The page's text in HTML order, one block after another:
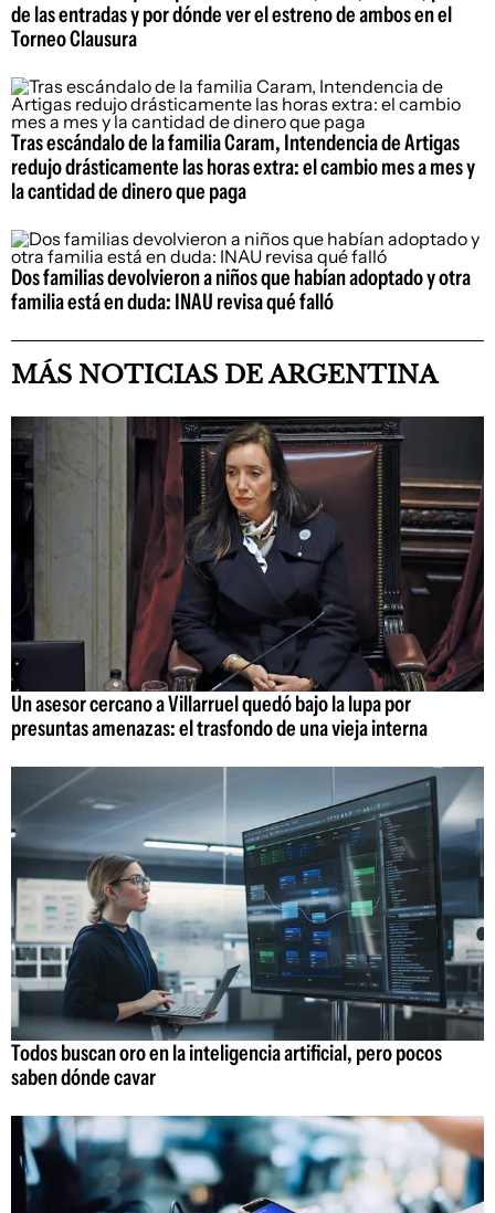
de las entradas y por dónde ver el estreno de ambos en el
Torneo Clausura
Tras escándalo de la familia Caram, Intendencia de Artigas
redujo drásticamente las horas extra: el cambio mes a mes y
la cantidad de dinero que paga
Dos familias devolvieron a niños que habían adoptado y otra
familia está en duda: INAU revisa qué falló
MÁS NOTICIAS DE ARGENTINA
Un asesor cercano a Villarruel quedó bajo la lupa por
presuntas amenazas: el trasfondo de una vieja interna
Todos buscan oro en la inteligencia artificial, pero pocos
saben dónde cavar